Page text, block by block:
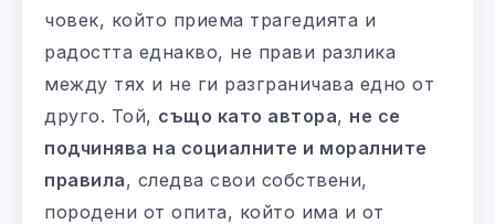
човек, който приема трагедията и
радостта еднакво, не прави разлика
между тях и не ги разграничава едно от
друго. Той, също като автора, не се
подчинява на социалните и моралните
правила, следва свои собствени,
породени от опита, който има и от